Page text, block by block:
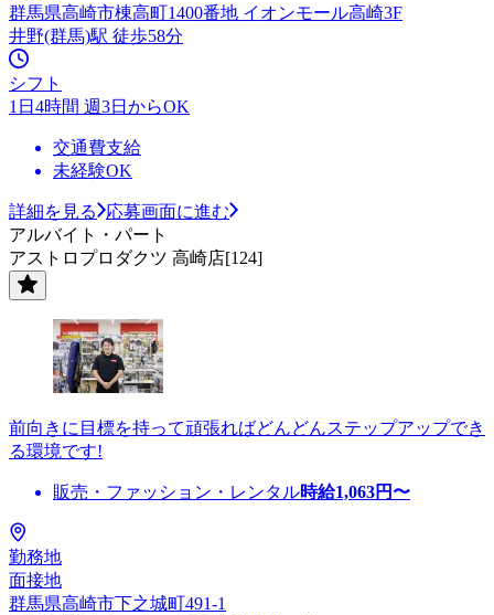
群馬県高崎市棟高町1400番地 イオンモール高崎3F
井野(群馬)駅 徒歩58分
シフト
1日4時間 週3日からOK
交通費支給
未経験OK
詳細を見る
応募画面に進む
アルバイト・パート
アストロプロダクツ 高崎店[124]
前向きに目標を持って頑張ればどんどんステップアップでき
る環境です!
販売・ファッション・レンタル時給1,063円〜
勤務地
面接地
群馬県高崎市下之城町491-1